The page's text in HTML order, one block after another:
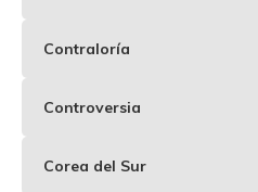
Contraloría
Controversia
Corea del Sur